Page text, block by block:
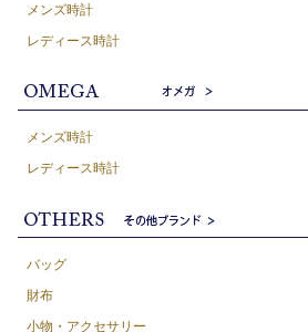
メンズ時計
レディース時計
メンズ時計
レディース時計
バッグ
財布
小物・アクセサリー